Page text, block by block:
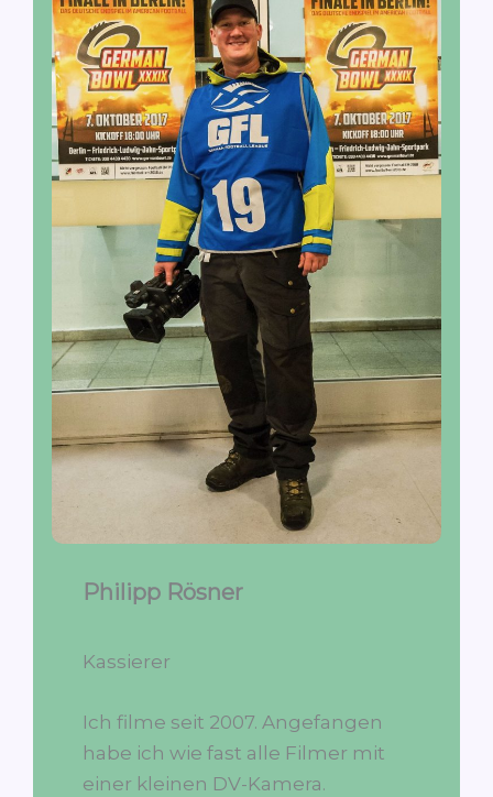
Philipp Rösner
Kassierer
Ich filme seit 2007. Angefangen
habe ich wie fast alle Filmer mit
einer kleinen DV-Kamera.